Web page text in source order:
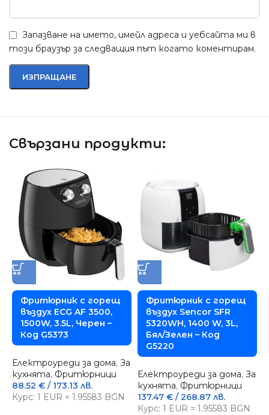
Запазване на името, имейл адреса и уебсайта ми в
този браузър за следващия път когато коментирам.
Свързани продукти:
Фритюрник с горещ
въздух ECG AF 3500,
1500W, 3.5L, Черен –
Код G5373
Електроуреди за дома, За
кухнята, Фритюрници
88.52 € / 173.13 лв.
Курс: 1 EUR = 1.95583 BGN
Фритюрник с горещ
въздух Sencor SFR
5320WH, 1400 W, 3L,
Бял/Зелен – Код
G5220
Електроуреди за дома, За
кухнята, Фритюрници
137.47 €/ 268.87 лв.
Курс: 1 EUR = 1.95583 BGN